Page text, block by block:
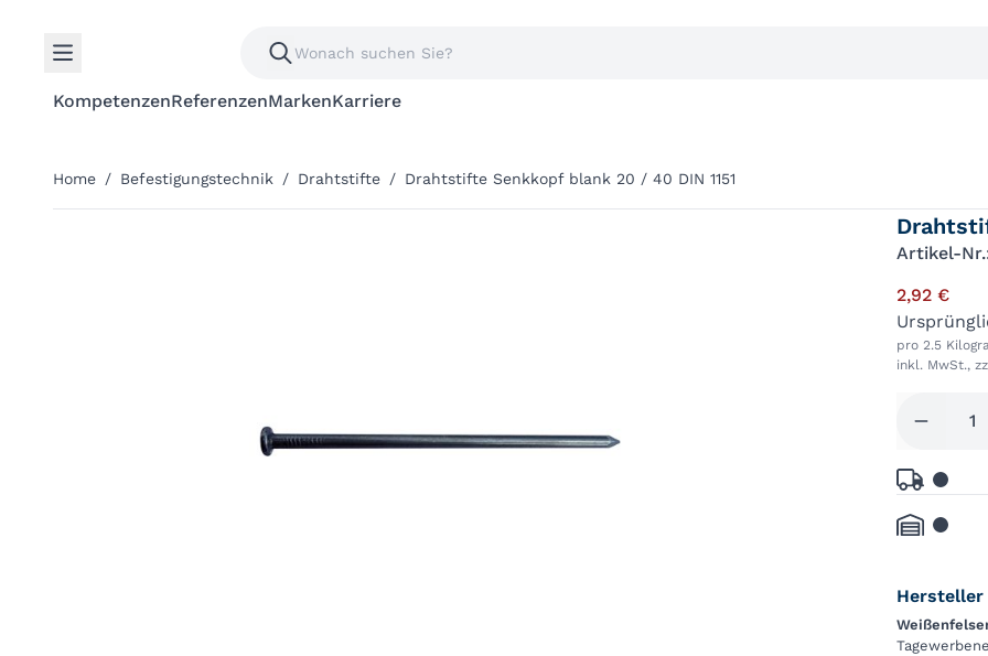
KompetenzenReferenzenMarkenKarriere
Home / Befestigungstechnik / Drahtstifte / Drahtstifte Senkkopf blank 20 / 40 DIN 1151
Artikel-
2,92 €
pro 2.5
inkl. MwSt.,
Hersteller